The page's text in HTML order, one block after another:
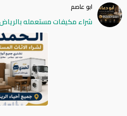
ابو عاصم
شراء مكيفات مستعمله بالرياض حي